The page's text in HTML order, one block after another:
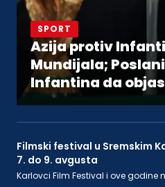
SPORT
Azija protiv
Mundijala;
Infantina da
Filmski festival u Sremskim
7. do 9. avgusta
Karlovci Film Festival i ove godine